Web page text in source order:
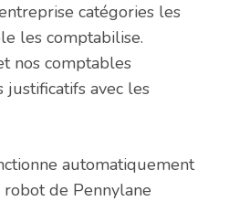
catégories les
les comptabilise.
nos comptables
justificatifs avec les
automatiquement
robot de Pennylane